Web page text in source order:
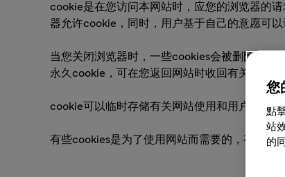
cookie是在您访问本网站时，应您的浏览器的
器允许cookie，同时，用户基于自己的意愿可以
当您关闭浏览器时，一些cookies会被删除。它
永久cookie，可在您返回网站时收回有关您使用
cookie可以临时存储有关网站使用和用户的匿
有些cookies是为了使用网站而需要的，有些则
您
點
站
的